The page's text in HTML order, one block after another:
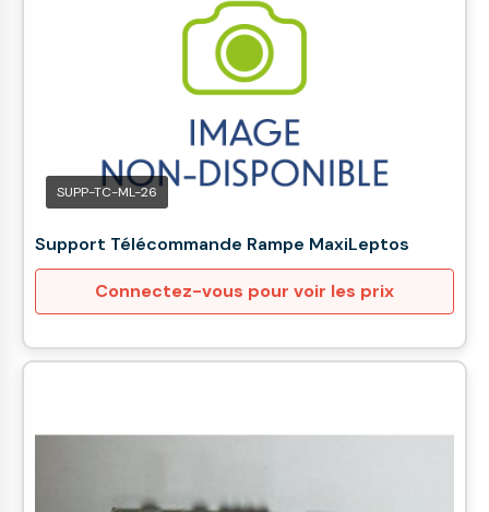
SUPP-TC-ML-26
Support Télécommande Rampe MaxiLeptos
Connectez-vous pour voir les prix